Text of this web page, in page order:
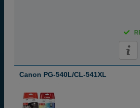
Canon PG-540L/CL-541XL